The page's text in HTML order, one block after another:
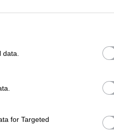
for Targeted